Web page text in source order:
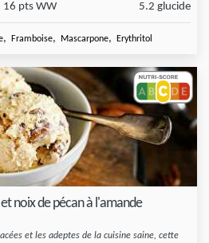
16 pts WW 5.2 glucide
, Framboise, Mascarpone, Erythritol
noix de pécan à l'amande
et les adeptes de la cuisine saine, cette